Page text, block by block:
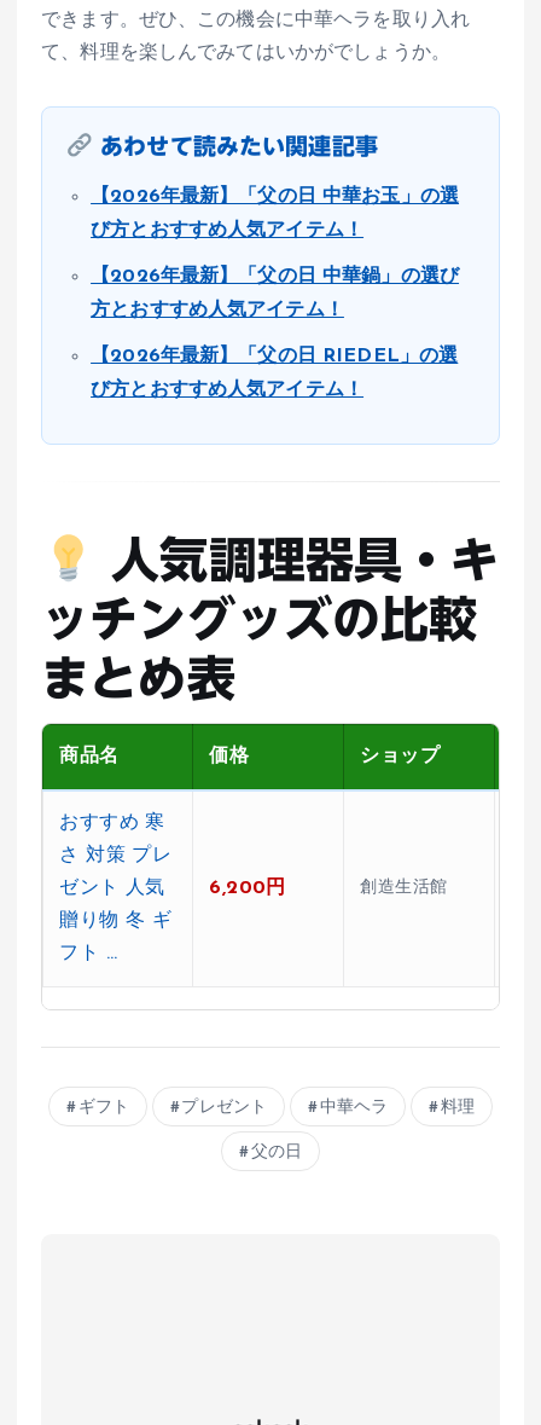
できます。ぜひ、この機会に中華ヘラを取り入れ
て、料理を楽しんでみてはいかがでしょうか。
あわせて読みたい関連記事
【2026年最新】「父の日 中華お玉」の選
び方とおすすめ人気アイテム！
【2026年最新】「父の日 中華鍋」の選び
方とおすすめ人気アイテム！
【2026年最新】「父の日 RIEDEL」の選
び方とおすすめ人気アイテム！
人気調理器具・キ
ッチングッズの比較
まとめ表
商品名 価格 ショップ
おすすめ 寒
さ 対策 プレ
ゼント 人気
贈り物 冬 ギ
フト …
6,200円 創造生活館
ギフト プレゼント 中華ヘラ 料理
父の日